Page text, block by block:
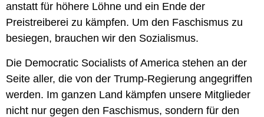
anstatt für höhere Löhne und ein Ende der
Preistreiberei zu kämpfen. Um den Faschismus zu
besiegen, brauchen wir den Sozialismus.
Die Democratic Socialists of America stehen an der
Seite aller, die von der Trump-Regierung angegriffen
werden. Im ganzen Land kämpfen unsere Mitglieder
nicht nur gegen den Faschismus, sondern für den